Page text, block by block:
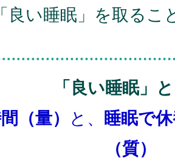
良い睡眠」を取るこ
「良い睡眠」
（量）
と、 睡眠で
（質）